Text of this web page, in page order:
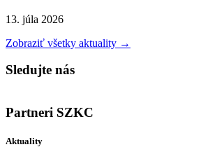
13. júla 2026
Zobraziť všetky aktuality →
Sledujte nás
Partneri SZKC
Aktuality